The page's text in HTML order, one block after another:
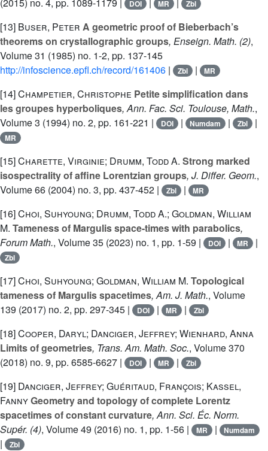
DOI MR Zbl
[13] Buser, Peter A geometric proof of Bieberbach’s
theorems on crystallographic groups, Enseign. Math. (2),
Volume 31 (1985) no. 1-2, pp. 137-145
http://infoscience.epfl.ch/record/161406 | Zbl | MR
[14]Champetier, Christophe Petite simplification dans
les groupes hyperboliques, Ann. Fac. Sci. Toulouse, Math.,
Volume 3 (1994) no. 2, pp. 161-221 | DOI | Numdam | Zbl |
MR
[15]Charette, Virginie; Drumm, Todd A. Strong marked
isospectrality of affine Lorentzian groups, J. Differ. Geom.,
Volume 66 (2004) no. 3, pp. 437-452 | Zbl | MR
[16]Choi, Suhyoung; Drumm, Todd A.; Goldman, William
M. Tameness of Margulis space-times with parabolics,
Forum Math., Volume 35 (2023) no. 1, pp. 1-59 | DOI | MR |
Zbl
[17]Choi, Suhyoung; Goldman, William M. Topological
tameness of Margulis spacetimes, Am. J. Math., Volume
139 (2017) no. 2, pp. 297-345 | DOI | MR | Zbl
[18]Cooper, Daryl; Danciger, Jeffrey; Wienhard, Anna
Limits of geometries, Trans. Am. Math. Soc., Volume 370
(2018) no. 9, pp. 6585-6627 |
DOI | MR | Zbl
[19] Danciger, Jeffrey; Guéritaud, François; Kassel,
FannyGeometry and topology of complete Lorentz
spacetimes of constant curvature, Ann. Sci. Éc. Norm.
Supér. (4), Volume 49 (2016) no. 1, pp. 1-56 | MR | Numdam
| Zbl